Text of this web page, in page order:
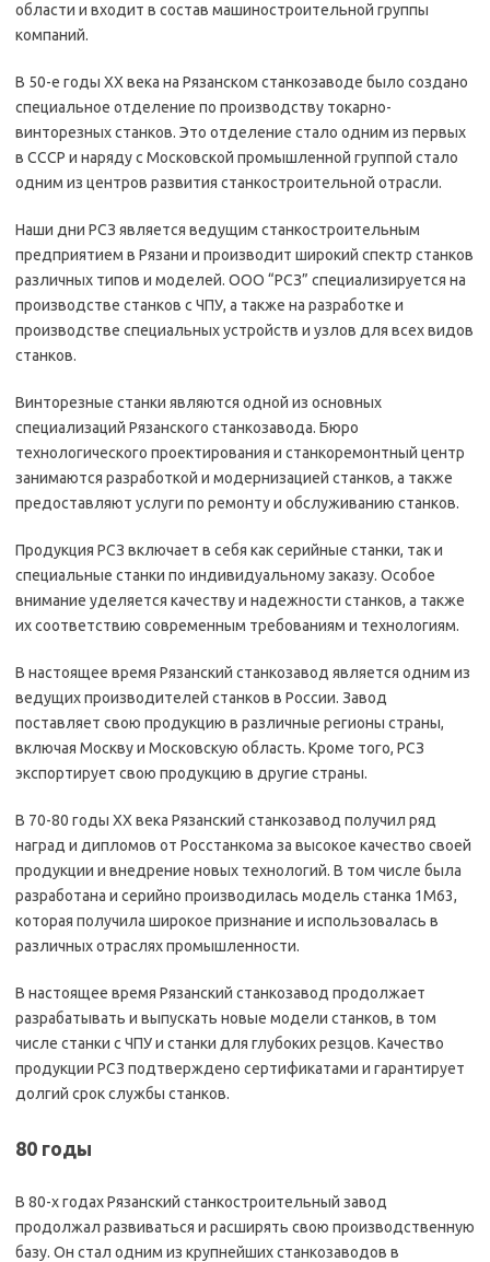
области и входит в состав машиностроительной группы
компаний.
В 50-е годы XX века на Рязанском станкозаводе было создано
специальное отделение по производству токарно-
винторезных станков. Это отделение стало одним из первых
в СССР и наряду с Московской промышленной группой стало
одним из центров развития станкостроительной отрасли.
Наши дни РСЗ является ведущим станкостроительным
предприятием в Рязани и производит широкий спектр станков
различных типов и моделей. ООО “РСЗ” специализируется на
производстве станков с ЧПУ, а также на разработке и
производстве специальных устройств и узлов для всех видов
станков.
Винторезные станки являются одной из основных
специализаций Рязанского станкозавода. Бюро
технологического проектирования и станкоремонтный центр
занимаются разработкой и модернизацией станков, а также
предоставляют услуги по ремонту и обслуживанию станков.
Продукция РСЗ включает в себя как серийные станки, так и
специальные станки по индивидуальному заказу. Особое
внимание уделяется качеству и надежности станков, а также
их соответствию современным требованиям и технологиям.
В настоящее время Рязанский станкозавод является одним из
ведущих производителей станков в России. Завод
поставляет свою продукцию в различные регионы страны,
включая Москву и Московскую область. Кроме того, РСЗ
экспортирует свою продукцию в другие страны.
В 70-80 годы XX века Рязанский станкозавод получил ряд
наград и дипломов от Росстанкома за высокое качество своей
продукции и внедрение новых технологий. В том числе была
разработана и серийно производилась модель станка 1М63,
которая получила широкое признание и использовалась в
различных отраслях промышленности.
В настоящее время Рязанский станкозавод продолжает
разрабатывать и выпускать новые модели станков, в том
числе станки с ЧПУ и станки для глубоких резцов. Качество
продукции РСЗ подтверждено сертификатами и гарантирует
долгий срок службы станков.
80 годы
В 80-х годах Рязанский станкостроительный завод
продолжал развиваться и расширять свою производственную
базу. Он стал одним из крупнейших станкозаводов в